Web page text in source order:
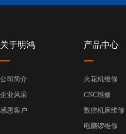
关于明鸿
公司简介
企业风采
感恩客户
产品中心
火花机维修
CNC维修
数控机床维修
电脑锣维修